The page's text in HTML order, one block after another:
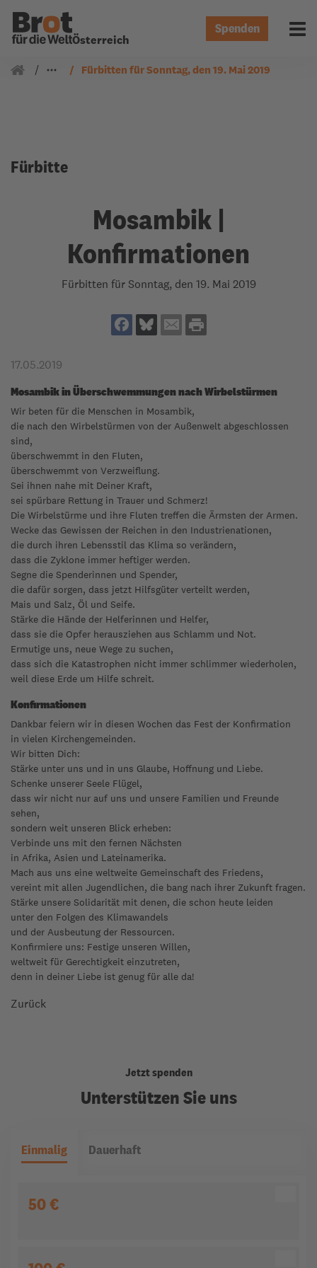
Österreich
Spenden
Gemeindearbeit
Fürbitten
Fürbitten für Sonntag, den 19. Mai 2019
Fürbitte
Mosambik |
Konfirmationen
Fürbitten für Sonntag, den 19. Mai 2019
17.05.2019
Mosambik in Überschwemmungen nach Wirbelstürmen
Wir beten für die Menschen in Mosambik,
die nach den Wirbelstürmen von der Außenwelt abgeschlossen
sind,
überschwemmt in den Fluten,
überschwemmt von Verzweiflung.
Sei ihnen nahe mit Deiner Kraft,
sei spürbare Rettung in Trauer und Schmerz!
Die Wirbelstürme und ihre Fluten treffen die Ärmsten der Armen.
Wecke das Gewissen der Reichen in den Industrienationen,
die durch ihren Lebensstil das Klima so verändern,
dass die Zyklone immer heftiger werden.
Segne die Spenderinnen und Spender,
die dafür sorgen, dass jetzt Hilfsgüter verteilt werden,
Mais und Salz, Öl und Seife.
Stärke die Hände der Helferinnen und Helfer,
dass sie die Opfer herausziehen aus Schlamm und Not.
Ermutige uns, neue Wege zu suchen,
dass sich die Katastrophen nicht immer schlimmer wiederholen,
weil diese Erde um Hilfe schreit.
Konfirmationen
Dankbar feiern wir in diesen Wochen das Fest der Konfirmation
in vielen Kirchengemeinden.
Wir bitten Dich:
Stärke unter uns und in uns Glaube, Hoffnung und Liebe.
Schenke unserer Seele Flügel,
dass wir nicht nur auf uns und unsere Familien und Freunde
sehen,
sondern weit unseren Blick erheben:
Verbinde uns mit den fernen Nächsten
in Afrika, Asien und Lateinamerika.
Mach aus uns eine weltweite Gemeinschaft des Friedens,
vereint mit allen Jugendlichen, die bang nach ihrer Zukunft fragen.
Stärke unsere Solidarität mit denen, die schon heute leiden
unter den Folgen des Klimawandels
und der Ausbeutung der Ressourcen.
Konfirmiere uns: Festige unseren Willen,
weltweit für Gerechtigkeit einzutreten,
denn in deiner Liebe ist genug für alle da!
Zurück
Jetzt spenden
Unterstützen Sie uns
Einmalig Dauerhaft
50 €